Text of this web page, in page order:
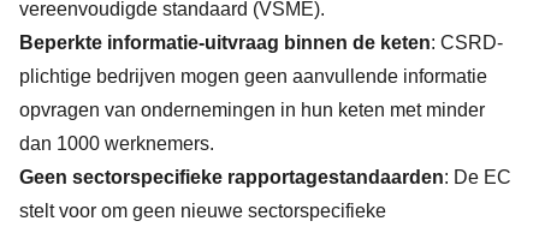
vereenvoudigde standaard (VSME).
Beperkte informatie-uitvraag binnen de keten: CSRD-
plichtige bedrijven mogen geen aanvullende informatie
opvragen van ondernemingen in hun keten met minder
dan 1000 werknemers.
Geen sectorspecifieke rapportagestandaarden: De EC
stelt voor om geen nieuwe sectorspecifieke